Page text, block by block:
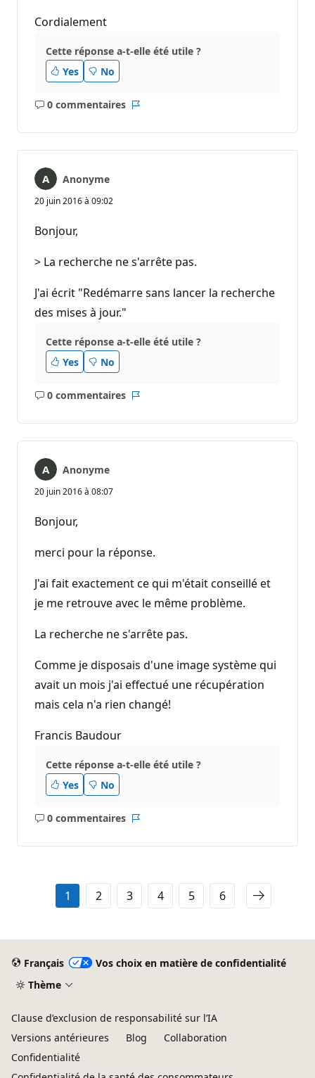
Cordialement
Cette réponse a-t-elle été utile ?
Yes
No
0 commentaires
Aucun
Anonyme
20 juin 2016 à 09:02
Bonjour,
> La recherche ne s'arrête pas.
J'ai écrit "Redémarre sans lancer la recherche
des mises à jour."
Cette réponse a-t-elle été utile ?
Yes
No
0 commentaires
Aucun
Anonyme
20 juin 2016 à 08:07
Bonjour,
merci pour la réponse.
J'ai fait exactement ce qui m'était conseillé et
je me retrouve avec le même problème.
La recherche ne s'arrête pas.
Comme je disposais d'une image système qui
avait un mois j'ai effectué une récupération
mais cela n'a rien changé!
Francis Baudour
Cette réponse a-t-elle été utile ?
Yes
No
0 commentaires
Aucun
1 2 3 4 5 6
Français
Vos choix en matière de confidentialité
Thème
Clause d’exclusion de responsabilité sur l’IA
Versions antérieures
Blog
Collaboration
Confidentialité